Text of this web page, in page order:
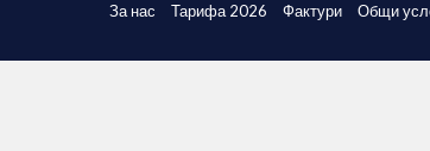
За нас Тарифа 2026 Фактури Общи